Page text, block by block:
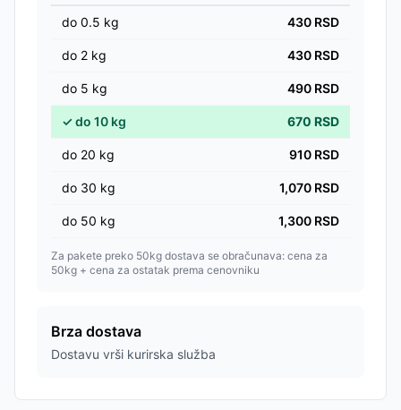
do 0.5 kg 430 RSD
do 2 kg 430 RSD
do 5 kg 490 RSD
✓do 10 kg 670 RSD
do 20 kg 910 RSD
do 30 kg 1,070 RSD
do 50 kg 1,300 RSD
Za pakete preko 50kg dostava se obračunava: cena za
50kg + cena za ostatak prema cenovniku
Brza dostava
Dostavu vrši kurirska služba